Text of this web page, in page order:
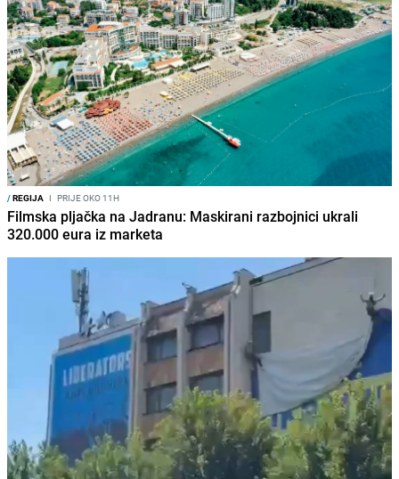
/REGIJA I PRIJE OKO 11H
Filmska pljačka na Jadranu: Maskirani razbojnici ukrali
320.000 eura iz marketa